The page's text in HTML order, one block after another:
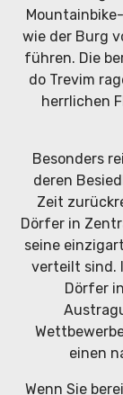
wie der Burg
führen. Die
do Trevim
herrlichen
Besonders
deren
Zeit
Dörfer in
seine
verteilt sind.
Dörfer
einen
Wenn Sie